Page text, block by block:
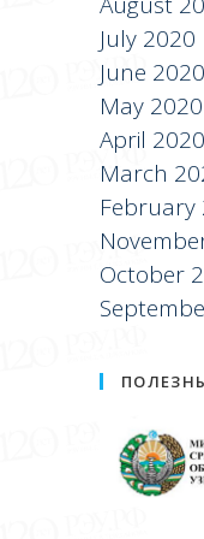
July 2020
June 2020
May 2020
April 2020
March
February
October